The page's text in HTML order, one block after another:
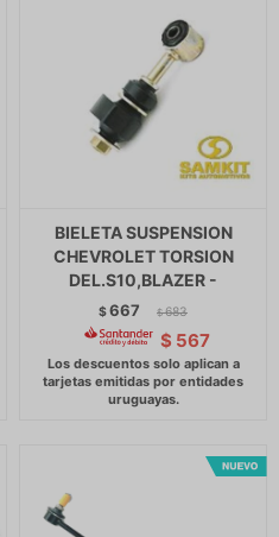
BIELETA SUSPENSION
CHEVROLET TORSION
DEL.S10,BLAZER -
$667 $ 683
$ 567